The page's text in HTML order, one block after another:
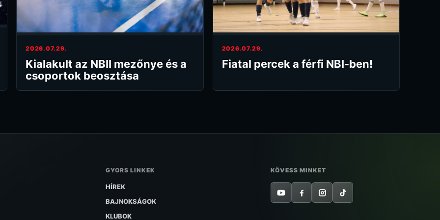
2026.07.29.
Kialakult az NBII mezőnye és a
csoportok beosztása
2026.07.29.
Fiatal percek a férfi NBI-ben!
GYORS LINKEK
HÍREK
BAJNOKSÁGOK
KLUBOK
KÖVESS MINKET